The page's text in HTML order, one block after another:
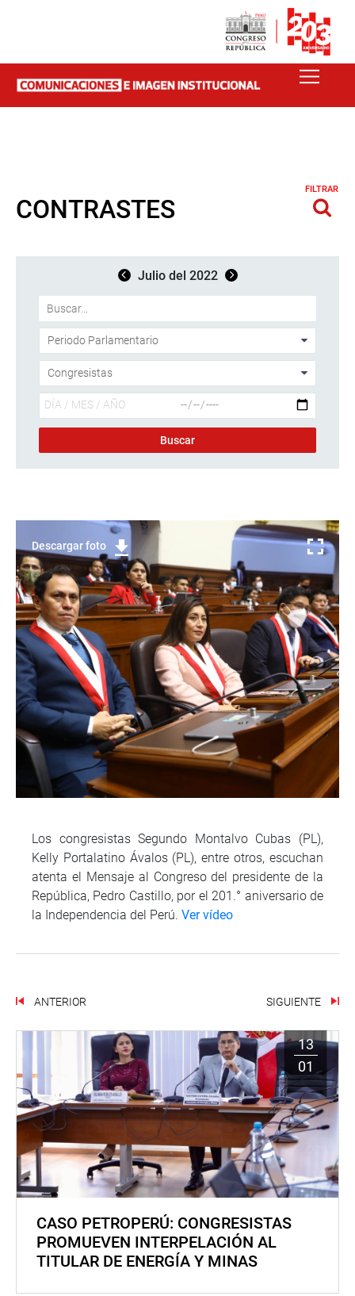
CONTRASTES
FILTRAR
Julio del 2022
Descargar foto
Los congresistas Segundo Montalvo Cubas (PL),
Kelly Portalatino Ávalos (PL), entre otros, escuchan
atenta el Mensaje al Congreso del presidente de la
República, Pedro Castillo, por el 201.° aniversario de
la Independencia del Perú. Ver vídeo
ANTERIOR SIGUIENTE
13
01
CASO PETROPERÚ: CONGRESISTAS
PROMUEVEN INTERPELACIÓN AL
TITULAR DE ENERGÍA Y MINAS